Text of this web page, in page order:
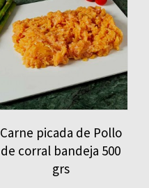
Carne picada de Pollo
de corral bandeja 500
grs